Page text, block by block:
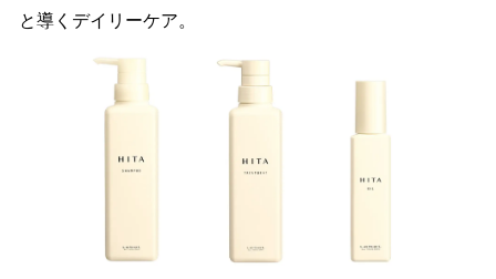
と導くデイリーケア。